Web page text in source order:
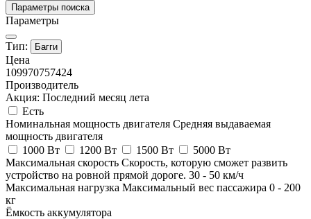
Параметры поиска
Параметры
Тип: Багги
Цена
109970757424
Производитель
Акция: Последний месяц лета
Есть
Номинальная мощность двигателя Средняя выдаваемая
мощность двигателя
1000 Вт
1200 Вт 1500 Вт
5000 Вт
Максимальная скорость Скорость, которую сможет развить
устройство на ровной прямой дороге. 30 - 50 км/ч
Максимальная нагрузка Максимальный вес пассажира 0 - 200
кг
Ёмкость аккумулятора